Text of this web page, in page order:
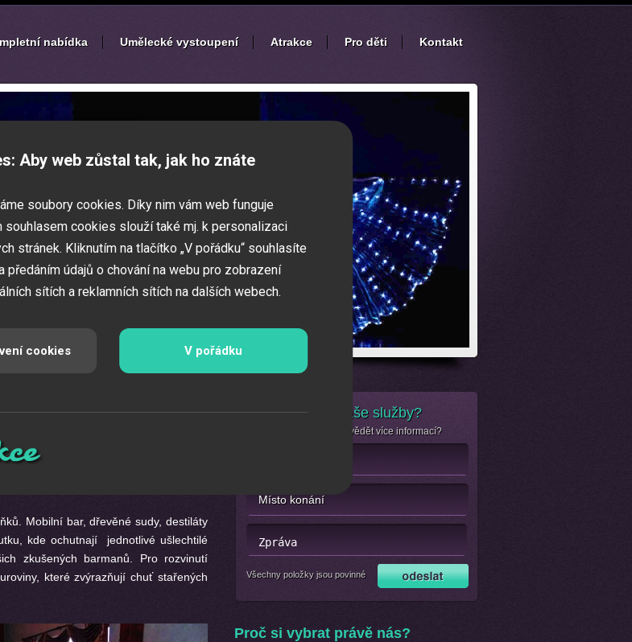
nabídka Umělecké vystoupení Atrakce Pro děti Kontakt
akcí
svatbu,
děti? Pak jste
umělce na Vaši
akcí.
destiláty, jejich výrobu, chuť a
Mobilní bar, dřevěné sudy, destiláty
kde ochutnají jednotlivé ušlechtilé
zkušených barmanů. Pro rozvinutí
které zvýrazňují chuť stařených
Máte zájem o naše služby?
Nebo se jen chcete dozvědět více informací?
Všechny položky jsou povinné
Proč si vybrat právě nás?
Aby web zůstal tak, jak ho znáte
soubory cookies. Díky nim vám web funguje
souhlasem cookies slouží také mj. k personalizaci
stránek. Kliknutím na tlačítko „V pořádku“ souhlasíte
předáním údajů o chování na webu pro zobrazení
sítích a reklamních sítích na dalších webech.
cookies V pořádku